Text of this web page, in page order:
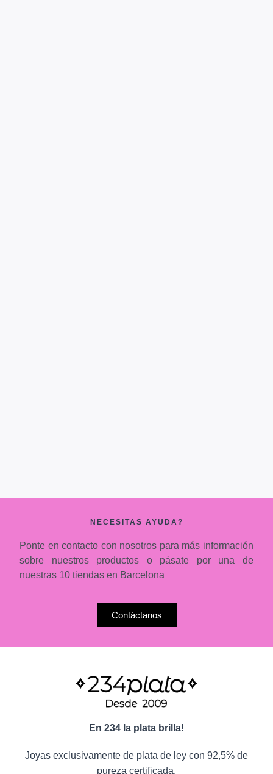
NECESITAS AYUDA?
Ponte en contacto con nosotros para más información
sobre nuestros productos o pásate por una de
nuestras 10 tiendas en Barcelona
Contáctanos
En 234 la plata brilla!
Joyas exclusivamente de plata de ley con 92,5% de
pureza certificada.